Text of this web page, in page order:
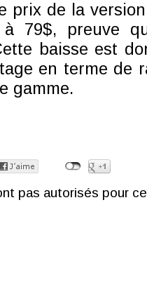
prix de la
79$, preuve
baisse est
en terme de
gamme.
pas autorisés pour